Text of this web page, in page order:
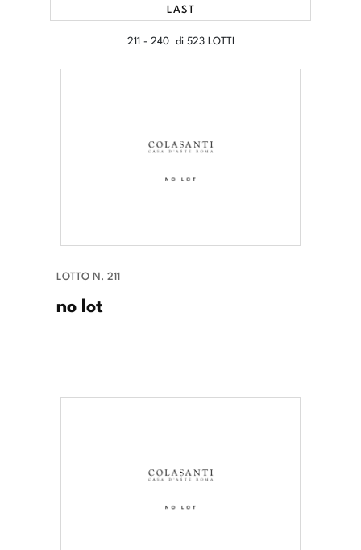
211 - 240 di 523 LOTTI
LAST
LOTTO N. 211
no lot